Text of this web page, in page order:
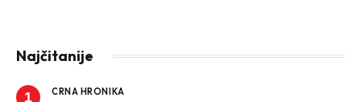
Najčitanije
CRNA HRONIKA